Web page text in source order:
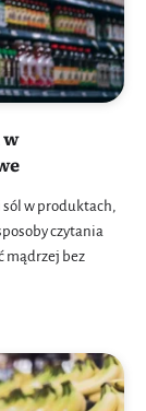
sól w produktach,
czytania
mądrzej bez